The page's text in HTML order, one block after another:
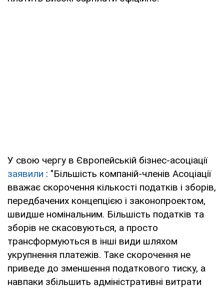
У свою чергу в Європейській бізнес-асоціації
заявили : "Більшість компаній-членів Асоціації
вважає скорочення кількості податків і зборів,
передбачених концепцією і законопроектом,
швидше номінальним. Більшість податків та
зборів не скасовуються, а просто
трансформуються в інші види шляхом
укрупнення платежів. Таке скорочення не
приведе до зменшення податкового тиску, а
навпаки збільшить адміністративні витрати